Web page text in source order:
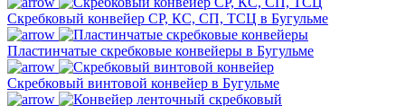
Скребковый конвейер СР, КС, СП, ТСЦ в Бугульме
Пластинчатые скребковые конвейеры в Бугульме
Скребковый винтовой конвейер в Бугульме